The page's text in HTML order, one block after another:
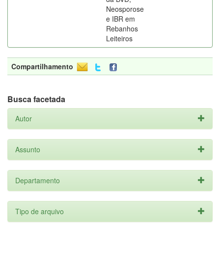
Neosporose
e IBR em
Rebanhos
Leiteiros
Compartilhamento
Busca facetada
Autor
Assunto
Departamento
Tipo de arquivo